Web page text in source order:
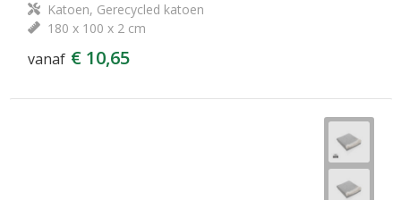
Katoen, Gerecycled katoen
180 x 100 x 2 cm
vanaf € 10,65